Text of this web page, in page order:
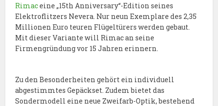
Rimaceine „15th Anniversary“-Edition seines
Elektroflitzers Nevera. Nur neun Exemplare des 2,35
Millionen Euro teuren Flügeltürers werden gebaut.
Mit dieser Variante will Rimac an seine
Firmengründung vor 15 Jahren erinnern.
Zu den Besonderheiten gehört ein individuell
abgestimmtes Gepäckset. Zudem bietet das
Sondermodell eine neue Zweifarb-Optik, bestehend